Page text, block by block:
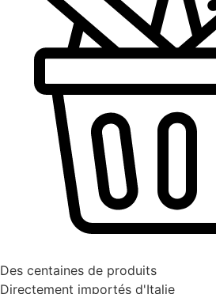
Des centaines de produits
Directement importés d'Italie